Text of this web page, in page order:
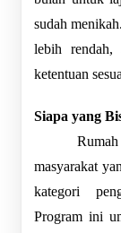
sudah
lebih rendah,
ketentuan
Siapa yang
masyarakat
kategori
Program ini